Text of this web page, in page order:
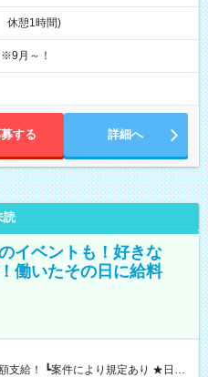
休憩1時間)
月～！
する 詳細へ
読
イベントも！好きな
働いたその日に給料